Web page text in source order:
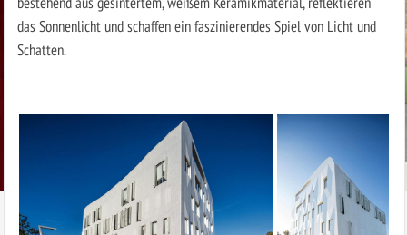
das Sonnenlicht und schaffen ein faszinierendes Spiel von Licht und
Schatten.